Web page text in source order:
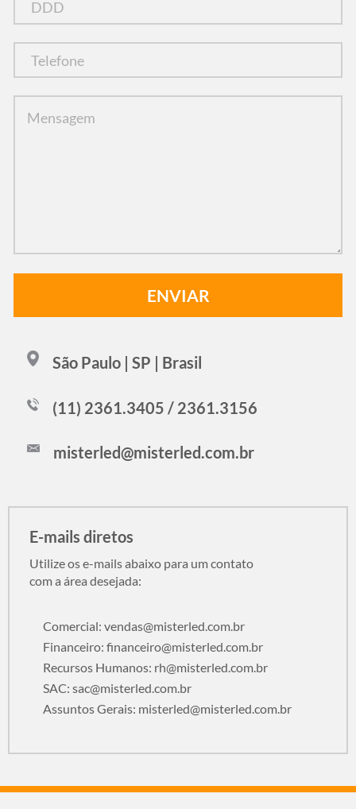
São Paulo | SP | Brasil
(11) 2361.3405 / 2361.3156
misterled@misterled.com.br
E-mails diretos
Utilize os e-mails abaixo para um contato
com a área desejada:
Comercial: vendas@misterled.com.br
Financeiro: financeiro@misterled.com.br
Recursos Humanos: rh@misterled.com.br
SAC: sac@misterled.com.br
Assuntos Gerais: misterled@misterled.com.br